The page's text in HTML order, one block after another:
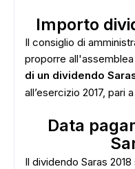
Importo
Il consiglio di
proporre
di un dividendo
all’esercizio 2017, pari a
Data
Il dividendo Saras